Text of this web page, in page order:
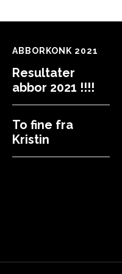
ABBORKONK 2021
Resultater
abbor 2021 !!!!
To fine fra
Kristin